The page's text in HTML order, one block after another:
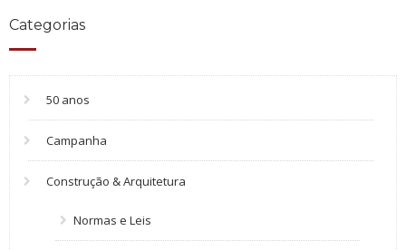
Categorias
50 anos
Campanha
Construção & Arquitetura
Normas e Leis